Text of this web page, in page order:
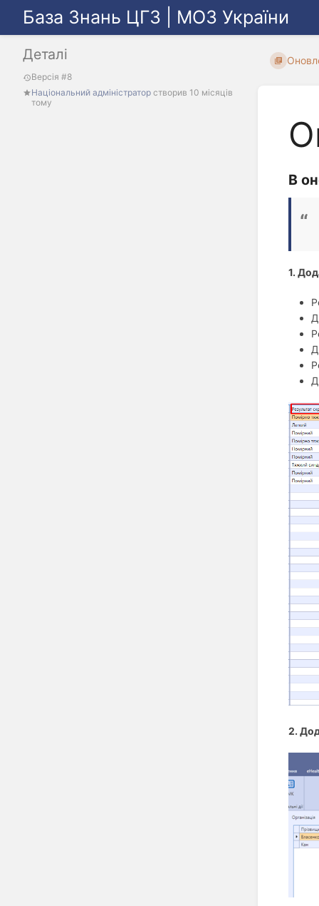
База Знань ЦГЗ | МОЗ України
Деталі
Версія #8
Національний адміністратор створив 10 місяців
тому
В
1.
2.